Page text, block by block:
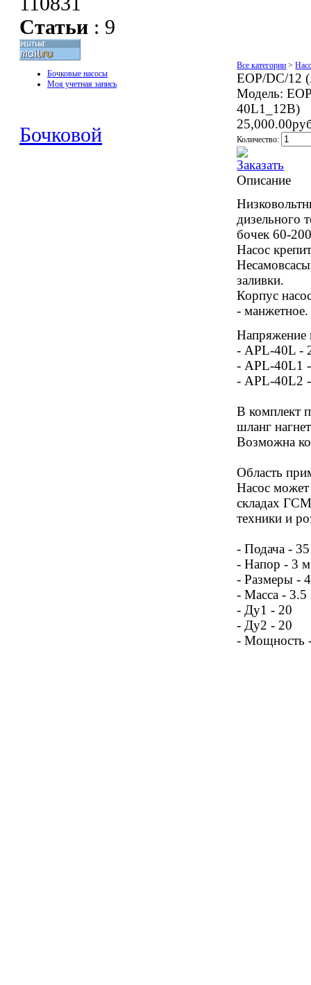
Статьи : 9
Все категории >
EOP/DC/12
Модель:
40L1_12В)
Количество:
Описание
дизельного
бочек 60-
Насос
заливки.
Корпус
- манжетное.
Напряжение
- APL-40L -
- APL-40L1
- APL-40L2
В комплект
шланг
Возможна
Область
Насос может
складах
техники и
- Подача -
- Напор - 3
- Размеры -
- Масса - 3.5
- Ду1 - 20
- Ду2 - 20
- Мощность
Бочковые насосы
Моя учетная запись
Бочковой